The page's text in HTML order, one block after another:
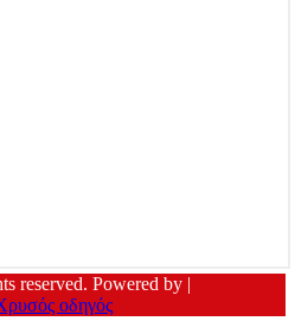
reserved. Powered by |